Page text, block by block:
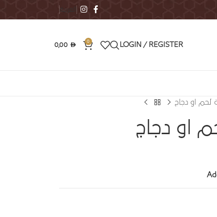
العربية
LOGIN / REGISTER
0
0,00 AED
لحم او دجاج
او دجاج